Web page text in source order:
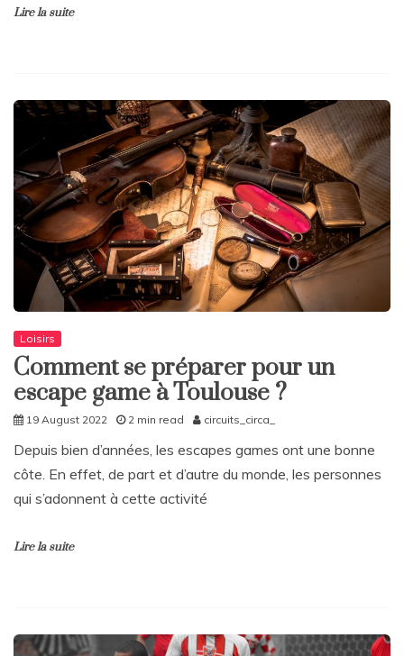
Lire la suite
Loisirs
Comment se préparer pour un
escape game à Toulouse ?
19 August 2022 2 min read circuits_circa_
Depuis bien d’années, les escapes games ont une bonne
côte. En effet, de part et d’autre du monde, les personnes
qui s’adonnent à cette activité
Lire la suite